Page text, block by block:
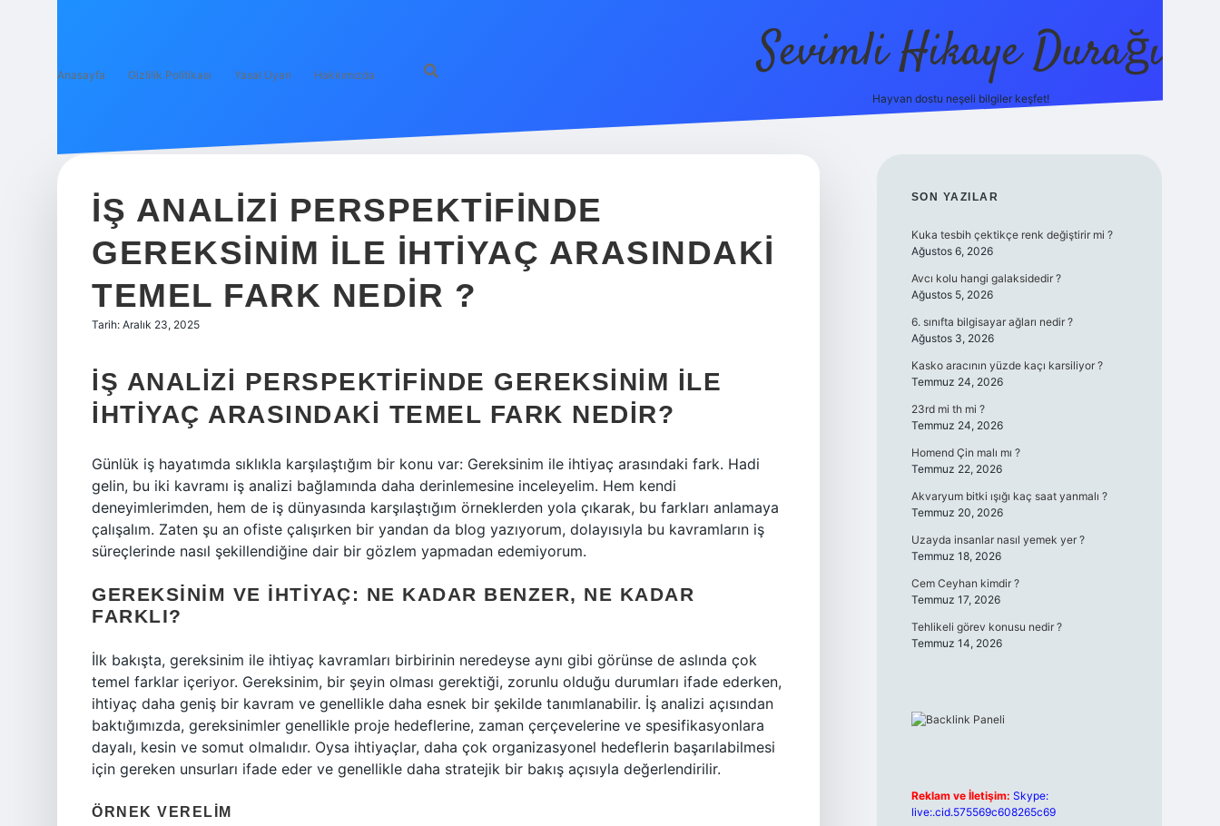
Anasayfa Gizlilik Politikası Yasal Uyarı Hakkımızda Sevimli Hikaye Durağı
Hayvan dostu neşeli bilgiler keşfet!
İŞ ANALIZI PERSPEKTIFINDE
GEREKSINIM ILE IHTIYAÇ ARASINDAKI
TEMEL FARK NEDIR ?
Tarih: Aralık 23, 2025
İŞ ANALIZI PERSPEKTIFINDE GEREKSINIM ILE
İHTIYAÇ ARASINDAKI TEMEL FARK NEDIR?
Günlük iş hayatımda sıklıkla karşılaştığım bir konu var: Gereksinim ile ihtiyaç arasındaki fark. Hadi
gelin, bu iki kavramı iş analizi bağlamında daha derinlemesine inceleyelim. Hem kendi
deneyimlerimden, hem de iş dünyasında karşılaştığım örneklerden yola çıkarak, bu farkları anlamaya
çalışalım. Zaten şu an ofiste çalışırken bir yandan da blog yazıyorum, dolayısıyla bu kavramların iş
süreçlerinde nasıl şekillendiğine dair bir gözlem yapmadan edemiyorum.
GEREKSINIM VE İHTIYAÇ: NE KADAR BENZER, NE KADAR
FARKLI?
İlk bakışta, gereksinim ile ihtiyaç kavramları birbirinin neredeyse aynı gibi görünse de aslında çok
temel farklar içeriyor. Gereksinim, bir şeyin olması gerektiği, zorunlu olduğu durumları ifade ederken,
ihtiyaç daha geniş bir kavram ve genellikle daha esnek bir şekilde tanımlanabilir. İş analizi açısından
baktığımızda, gereksinimler genellikle proje hedeflerine, zaman çerçevelerine ve spesifikasyonlara
dayalı, kesin ve somut olmalıdır. Oysa ihtiyaçlar, daha çok organizasyonel hedeflerin başarılabilmesi
için gereken unsurları ifade eder ve genellikle daha stratejik bir bakış açısıyla değerlendirilir.
ÖRNEK VERELIM
SIDEBAR
SON YAZILAR
Kuka tesbih çektikçe renk değiştirir mi ?
Ağustos 6, 2026
Avcı kolu hangi galaksidedir ?
Ağustos 5, 2026
6. sınıfta bilgisayar ağları nedir ?
Ağustos 3, 2026
Kasko aracının yüzde kaçı karsiliyor ?
Temmuz 24, 2026
23rd mi th mi ?
Temmuz 24, 2026
Homend Çin malı mı ?
Temmuz 22, 2026
Akvaryum bitki ışığı kaç saat yanmalı ?
Temmuz 20, 2026
Uzayda insanlar nasıl yemek yer ?
Temmuz 18, 2026
Cem Ceyhan kimdir ?
Temmuz 17, 2026
Tehlikeli görev konusu nedir ?
Temmuz 14, 2026
Reklam ve İletişim: Skype:
live:.cid.575569c608265c69